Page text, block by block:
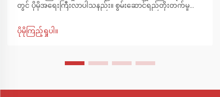
တွင် ပိုမိုအရေးကြီးလာပါသနည်း။ စွမ်းဆောင်ရည်တိုးတက်မှု
တွင် ပိုမိုလူကြိုက်များလာနေပါသည်။ ပိုကောင်းမွန်သော
ထိန်းချုပ်မှု၊ ဘီးများကို ညှိနှိုင်းခြင်းကို သေချာစေရန်အတွက်
ပိုမိုကြည့်ရှုပါ။